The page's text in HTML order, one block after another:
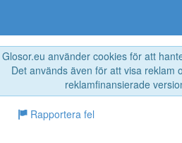
Glosor.eu använder cookies för att
Det används även för att visa reklam
reklamfinansierade
Rapportera fel